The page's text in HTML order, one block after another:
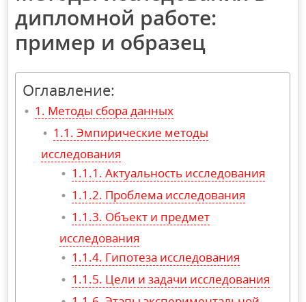
дипломной работе:
пример и образец
Оглавление:
Методы сбора данных
Эмпирические методы
исследования
Актуальность исследования
Проблема исследования
Объект и предмет
исследования
Гипотеза исследования
Цели и задачи исследования